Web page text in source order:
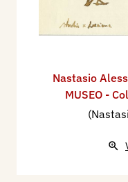
Nastasio
MUSEO -